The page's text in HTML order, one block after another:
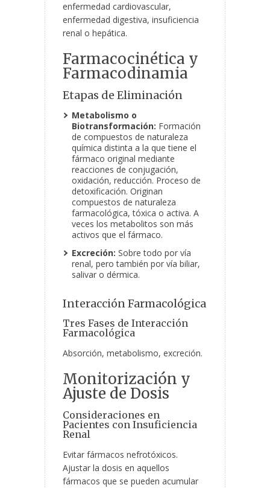
enfermedad cardiovascular,
enfermedad digestiva, insuficiencia
renal o hepática.
Farmacocinética y
Farmacodinamia
Etapas de Eliminación
Metabolismo o
Biotransformación: Formación
de compuestos de naturaleza
química distinta a la que tiene el
fármaco original mediante
reacciones de conjugación,
oxidación, reducción. Proceso de
detoxificación. Originan
compuestos de naturaleza
farmacológica, tóxica o activa. A
veces los metabolitos son más
activos que el fármaco.
Excreción: Sobre todo por vía
renal, pero también por vía biliar,
salivar o dérmica.
Interacción Farmacológica
Tres Fases de Interacción
Farmacológica
Absorción, metabolismo, excreción.
Monitorización y
Ajuste de Dosis
Consideraciones en
Pacientes con Insuficiencia
Renal
Evitar fármacos nefrotóxicos.
Ajustar la dosis en aquellos
fármacos que se pueden acumular